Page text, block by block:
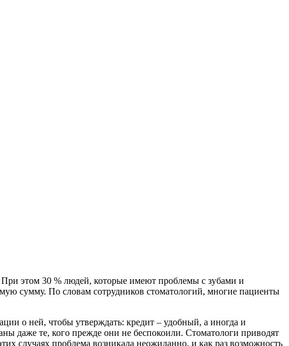
этом 30 % людей, которые имеют проблемы с зубами и
сумму. По словам сотрудников стоматологий, многие пациенты
о ней, чтобы утверждать: кредит – удобный, а иногда и
даже те, кого прежде они не беспокоили. Стоматологи приводят
случаях проблема возникала неожиданно, и как раз возможность